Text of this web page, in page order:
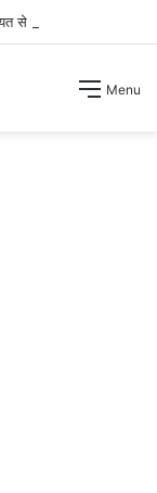
से हटाए गए ।
Menu